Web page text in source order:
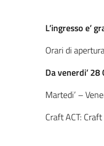
L’ingresso e’
Orari di
Da venerdi’
Martedi’ –
Craft ACT: